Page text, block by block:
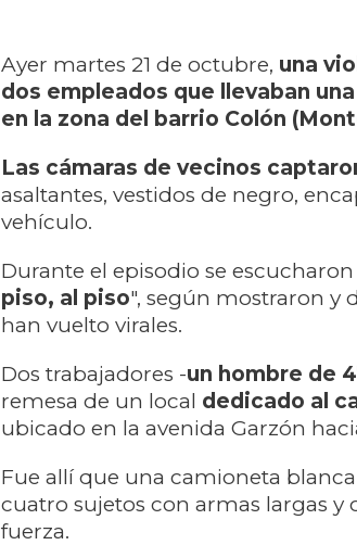
Ayer martes 21 de octubre, una
dos empleados que llevaban
en la zona del barrio Colón
Las cámaras de vecinos
asaltantes, vestidos de negro,
vehículo.
Durante el episodio se
piso, al piso", según mostraron y
han vuelto virales.
Dos trabajadores -un hombre de
remesa de un local dedicado al
ubicado en la avenida Garzón
Fue allí que una camioneta
cuatro sujetos con armas largas y
fuerza.